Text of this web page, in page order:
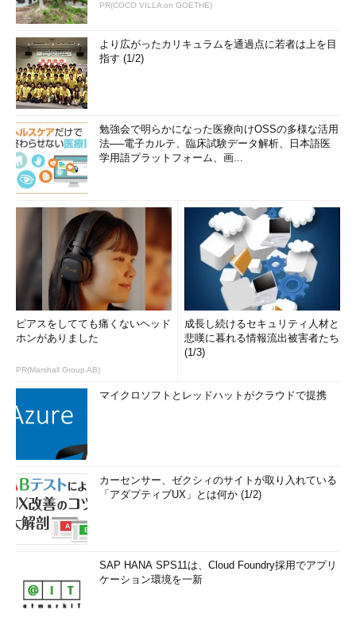
PR(COCO VILLA on GOETHE)
より広がったカリキュラムを通過点に若者は上を目
指す (1/2)
勉強会で明らかになった医療向けOSSの多様な活用
法──電子カルテ、臨床試験データ解析、日本語医
学用語プラットフォーム、画...
ピアスをしてても痛くないヘッド
ホンがありました
PR(Marshall Group AB)
成長し続けるセキュリティ人材と
悲嘆に暮れる情報流出被害者たち
(1/3)
マイクロソフトとレッドハットがクラウドで提携
カーセンサー、ゼクシィのサイトが取り入れている
「アダプティブUX」とは何か (1/2)
SAP HANA SPS11は、Cloud Foundry採用でアプリ
ケーション環境を一新